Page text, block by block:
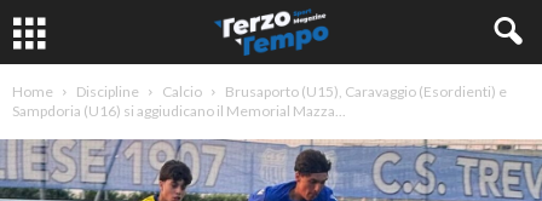
Home Discipline Calcio
Brusaporto (U15), Caravaggio (Esordienti) e
Sampdoria (U16) si aggiudicano il Memorial Mazza...